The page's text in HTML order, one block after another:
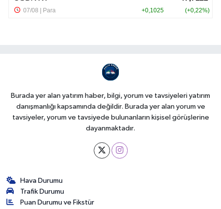
Burada yer alan yatırım haber, bilgi, yorum ve tavsiyeleri yatırım
danışmanlığı kapsamında değildir. Burada yer alan yorum ve
tavsiyeler, yorum ve tavsiyede bulunanların kişisel görüşlerine
dayanmaktadır.
Hava Durumu
Trafik Durumu
Puan Durumu ve Fikstür